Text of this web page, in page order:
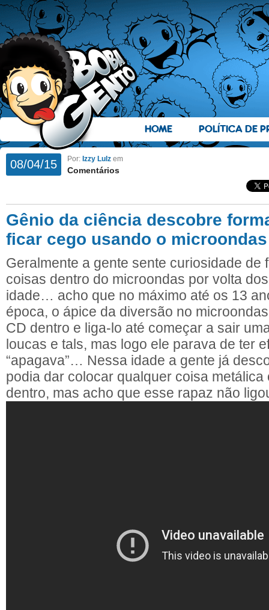
HOME POLÍTICA DE
08/04/15 Por: Izzy Lulz em
Comentários
Gênio da ciência descobre
ficar cego usando o microondas
Geralmente a gente sente curiosidade de
coisas dentro do microondas por volta
idade… acho que no máximo até os 13
época, o ápice da diversão no
CD dentro e liga-lo até começar a sair
loucas e tals, mas logo ele parava de ter
“apagava”… Nessa idade a gente já
podia dar colocar qualquer coisa metálica
dentro, mas acho que esse rapaz não